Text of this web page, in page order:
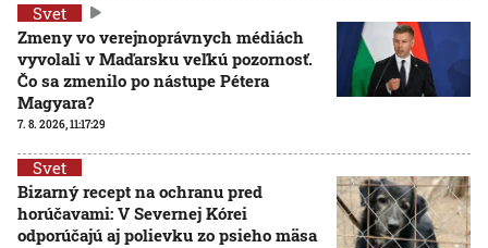
Svet
Zmeny vo verejnoprávnych médiách
vyvolali v Maďarsku veľkú pozornosť.
Čo sa zmenilo po nástupe Pétera
Magyara?
7. 8. 2026, 11:17:29
Svet
Bizarný recept na ochranu pred
horúčavami: V Severnej Kórei
odporúčajú aj polievku zo psieho mäsa